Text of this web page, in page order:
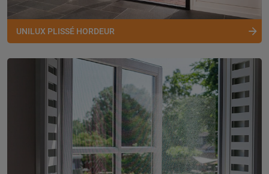
UNILUX PLISSÉ HORDEUR